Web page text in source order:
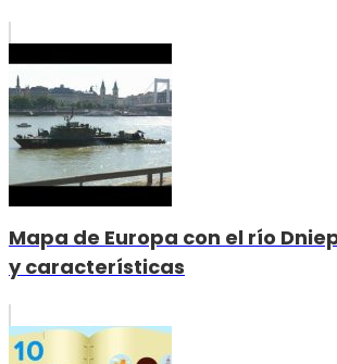
Mapa de Europa con el río
y características